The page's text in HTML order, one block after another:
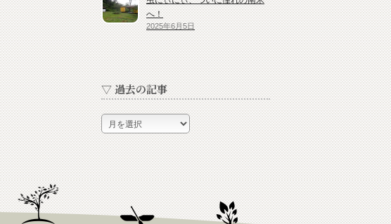
へ！
2025年6月5日
▽ 過去の記事
▽
過
去
の
記
事